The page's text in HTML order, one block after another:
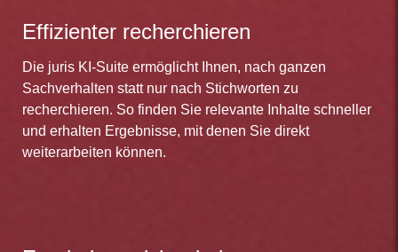
Effizienter recherchieren
Die juris KI-Suite ermöglicht Ihnen, nach ganzen
Sachverhalten statt nur nach Stichworten zu
recherchieren. So finden Sie relevante Inhalte schneller
und erhalten Ergebnisse, mit denen Sie direkt
weiterarbeiten können.